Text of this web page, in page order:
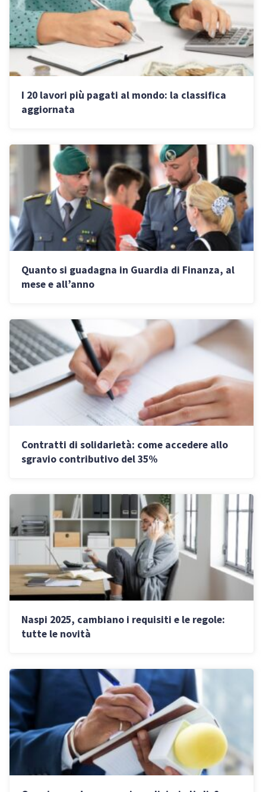
I 20 lavori più pagati al mondo: la classifica
aggiornata
Quanto si guadagna in Guardia di Finanza, al
mese e all’anno
Contratti di solidarietà: come accedere allo
sgravio contributivo del 35%
Naspi 2025, cambiano i requisiti e le regole:
tutte le novità